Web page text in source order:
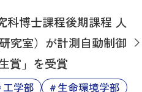
科博士課程後期課程 人
究室）が計測自動制御
賞」を受賞
工学部
生命環境学部